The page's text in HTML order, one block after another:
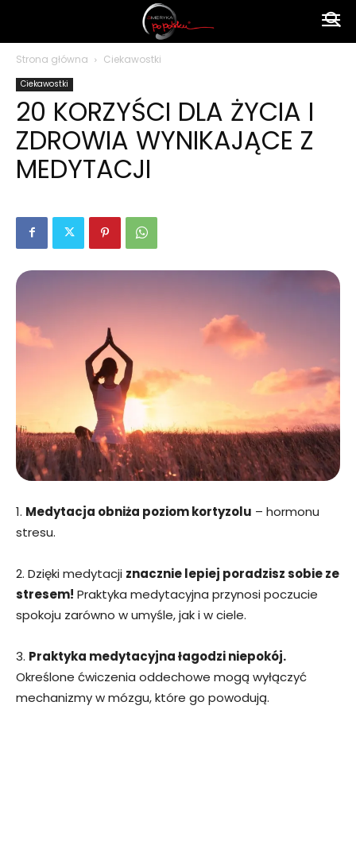
polsku
Strona główna Ciekawostki
Ciekawostki
20 KORZYŚCI DLA ŻYCIA I
ZDROWIA WYNIKAJĄCE Z
MEDYTACJI
1. Medytacja obniża poziom kortyzolu – hormonu
stresu.
2. Dzięki medytacji znacznie lepiej poradzisz sobie ze
stresem! Praktyka medytacyjna przynosi poczucie
spokoju zarówno w umyśle, jak i w ciele.
3. Praktyka medytacyjna łagodzi niepokój.
Określone ćwiczenia oddechowe mogą wyłączyć
mechanizmy w mózgu, które go powodują.